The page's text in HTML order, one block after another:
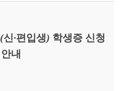
(신·편입생) 학생증 신청
안내